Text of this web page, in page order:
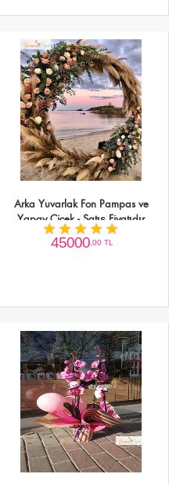
Arka Yuvarlak Fon Pampas ve
Yapay Çiçek - Satış Fiyatıdır
45000,00 TL